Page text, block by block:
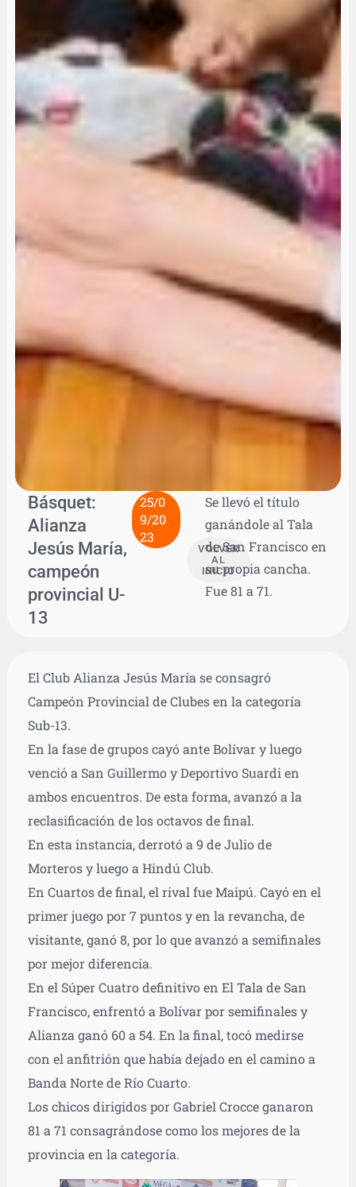
Básquet:
Alianza
Jesús María,
campeón
provincial U-
13
25/0
9/20
23
VOLVER
AL
INICIO
Se llevó el título
ganándole al Tala
de San Francisco en
su propia cancha.
Fue 81 a 71.
El Club Alianza Jesús María se consagró
Campeón Provincial de Clubes en la categoría
Sub-13.
En la fase de grupos cayó ante Bolívar y luego
venció a San Guillermo y Deportivo Suardi en
ambos encuentros. De esta forma, avanzó a la
reclasificación de los octavos de final.
En esta instancia, derrotó a 9 de Julio de
Morteros y luego a Hindú Club.
En Cuartos de final, el rival fue Maipú. Cayó en el
primer juego por 7 puntos y en la revancha, de
visitante, ganó 8, por lo que avanzó a semifinales
por mejor diferencia.
En el Súper Cuatro definitivo en El Tala de San
Francisco, enfrentó a Bolívar por semifinales y
Alianza ganó 60 a 54. En la final, tocó medirse
con el anfitrión que había dejado en el camino a
Banda Norte de Río Cuarto.
Los chicos dirigidos por Gabriel Crocce ganaron
81 a 71 consagrándose como los mejores de la
provincia en la categoría.